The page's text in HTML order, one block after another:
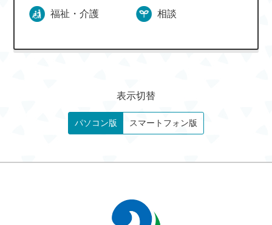
福祉・介護 相談
表示切替
パソコン版 スマートフォン版